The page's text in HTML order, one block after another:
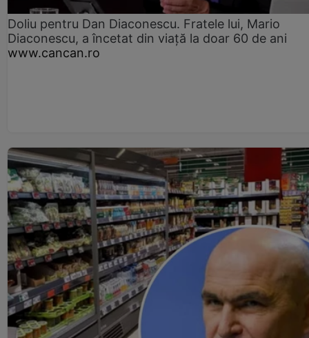
Doliu pentru Dan Diaconescu. Fratele lui, Mario
Diaconescu, a încetat din viață la doar 60 de ani
www.cancan.ro